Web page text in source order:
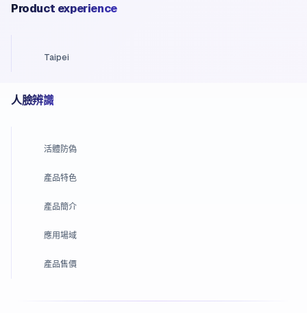
Product experience
Taipei
人臉辨識
活體防偽
產品特色
產品簡介
應用場域
產品售價